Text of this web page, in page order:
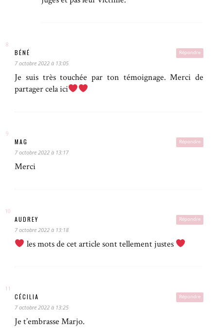
Répondre
BÉNÉ
7 octobre 2022 à 13:05
Je suis très touchée par ton témoignage. Merci de
partager cela ici
Répondre
MAG
7 octobre 2022 à 13:17
Merci
Répondre
AUDREY
7 octobre 2022 à 13:18
les mots de cet article sont tellement justes
Répondre
CÉCILIA
7 octobre 2022 à 13:25
Je t’embrasse Marjo.